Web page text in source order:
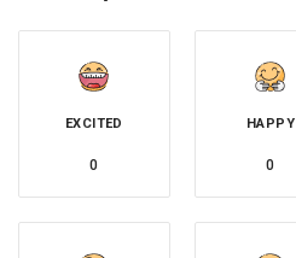
EXCITED
0
HAPPY
0